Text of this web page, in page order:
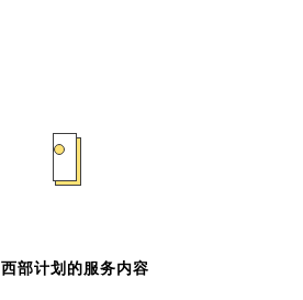
西部计划的服务内容